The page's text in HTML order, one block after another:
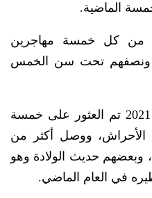
الماضية.
من كل خمسة مهاجرين
ونصفهم تحت سن الخمس
وقالت يونيسيف إنه في عام 2021 تم العثور على خمسة
ووصل أكثر من
وبعضهم حديث الولادة وهو
في العام الماضي.